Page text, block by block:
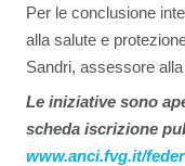
Per le conclusione
alla salute e
Sandri, assessore
Le iniziative sono
scheda iscrizione
www.anci.fvg.it/